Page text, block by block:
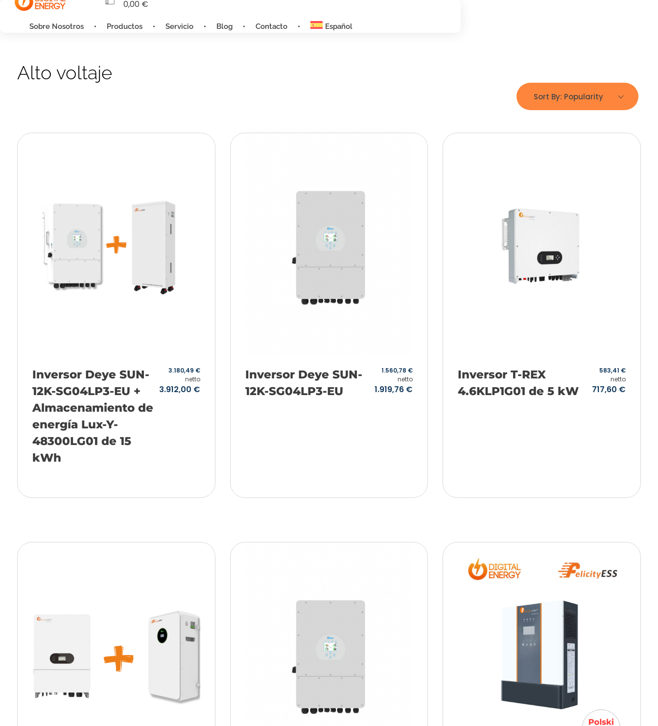
0,00 €
Sobre Nosotros Productos Servicio Blog Contacto Español
Alto voltaje
Sort By: Popularity
Inversor Deye SUN-
12K-SG04LP3-EU +
Almacenamiento de
energía Lux-Y-
48300LG01 de 15
kWh
3.912,00 €
3.180,49 €
netto
Inversor Deye SUN-
12K-SG04LP3-EU
1.919,76 €
1.560,78 €
netto
Inversor T-REX
4.6KLP1G01 de 5 kW
717,60 €
583,41 €
netto